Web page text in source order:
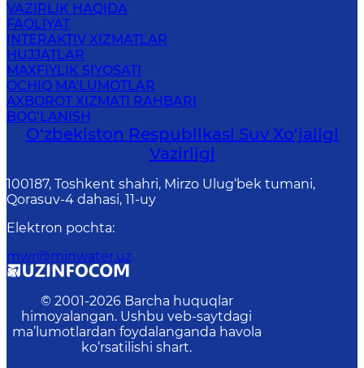
VAZIRLIK HAQIDA
FAOLIYAT
INTERAKTIV XIZMATLAR
HUJJATLAR
MAXFIYLIK SIYOSATI
OCHIQ MA'LUMOTLAR
AXBOROT XIZMATI RAHBARI
BOG‘LANISH
O‘zbekiston Respublikasi Suv Хo‘jaligi
Vazirligi
100187, Toshkent shahri, Mirzo Ulug‘bek tumani,
Qorasuv-4 dahasi, 11-uy
Elektron pochta:
mwr@minwater.uz
© 2001-2026 Barcha huquqlar
himoyalangan. Ushbu veb-saytdagi
ma’lumotlardan foydalanganda havola
ko‘rsatilishi shart.